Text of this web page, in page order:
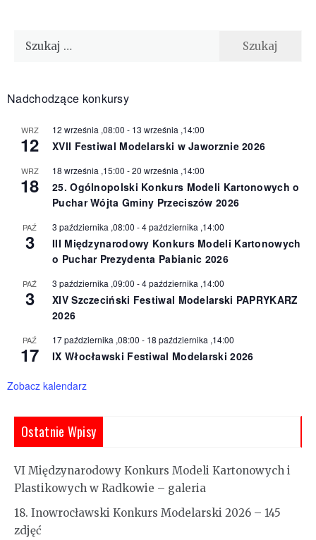
Szukaj:
Nadchodzące konkursy
WRZ
12
12 września ,08:00 - 13 września ,14:00
XVII Festiwal Modelarski w Jaworznie 2026
WRZ
18
18 września ,15:00 -20 września ,14:00
25. Ogólnopolski Konkurs Modeli Kartonowych o
Puchar Wójta Gminy Przeciszów 2026
PAŹ
3
3 października ,08:00 -4 października ,14:00
III Międzynarodowy Konkurs Modeli Kartonowych
o Puchar Prezydenta Pabianic 2026
PAŹ
3
3 października ,09:00 -4 października ,14:00
XIV Szczeciński Festiwal Modelarski PAPRYKARZ
2026
PAŹ
17
17 października ,08:00 - 18 października ,14:00
IX Włocławski Festiwal Modelarski 2026
Zobacz kalendarz
Ostatnie Wpisy
VI Międzynarodowy Konkurs Modeli Kartonowych i
Plastikowych w Radkowie – galeria
18. Inowrocławski Konkurs Modelarski 2026 – 145
zdjęć